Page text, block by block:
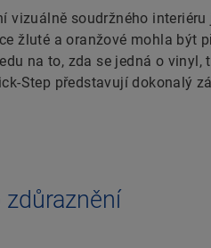
vizuálně soudržného
žluté a oranžové mohla být
na to, zda se jedná o
Step představují dokonalý